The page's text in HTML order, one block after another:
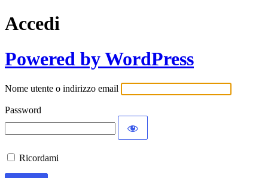
Accedi
Powered by WordPress
Nome utente o indirizzo email
Password
Ricordami